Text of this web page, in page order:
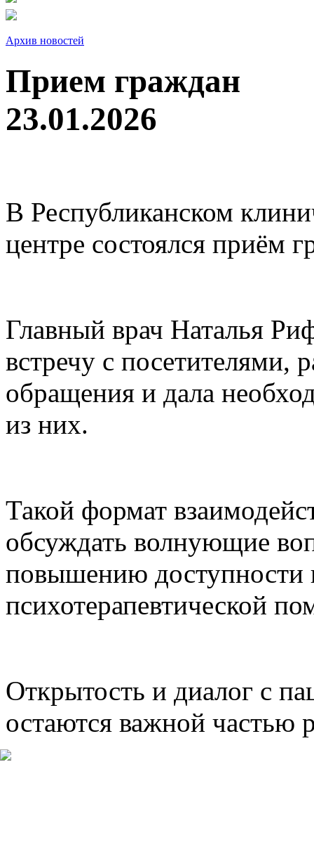
Архив новостей
Прием граждан
23.01.2026
В Республиканском
центре состоялся приём
Главный врач Наталья
встречу с посетителями,
обращения и дала
из них.
Такой формат
обсуждать волнующие
повышению доступности
психотерапевтической
Открытость и диалог с
остаются важной частью